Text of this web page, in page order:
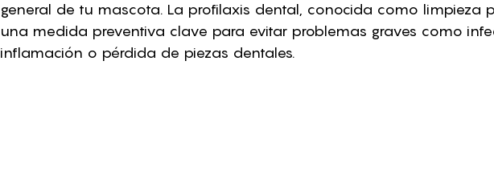
general de tu mascota. La profilaxis dental, conocida como limpieza
una medida preventiva clave para evitar problemas graves como
inflamación o pérdida de piezas dentales.